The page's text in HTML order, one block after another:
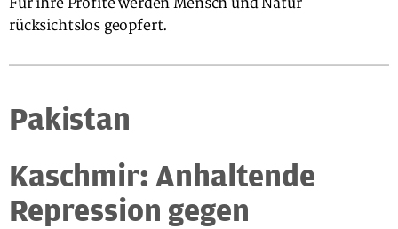
Für ihre Profite werden Mensch und Natur
rücksichtslos geopfert.
Pakistan
Kaschmir: Anhaltende
Repression gegen